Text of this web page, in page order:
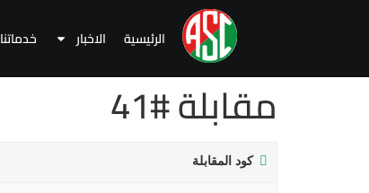
الرئيسية الاخبار خدماتنا
مقابلة #41
كود المقابلة